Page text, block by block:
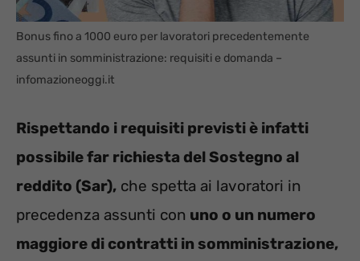
Bonus fino a 1000 euro per lavoratori precedentemente
assunti in somministrazione: requisiti e domanda –
infomazioneoggi.it
Rispettando i requisiti previsti è infatti
possibile far richiesta del Sostegno al
reddito (Sar), che spetta ai lavoratori in
precedenza assunti con uno o un numero
maggiore di contratti in somministrazione,